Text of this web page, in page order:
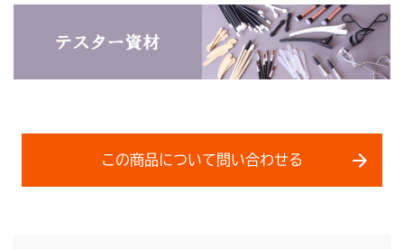
この商品について問い合わせる